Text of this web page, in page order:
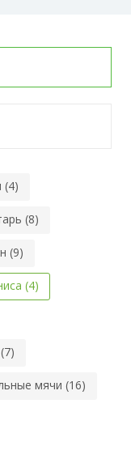
(4)
(8)
(9)
(4)
мячи (16)